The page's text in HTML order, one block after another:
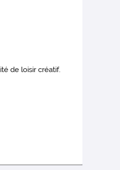
de loisir créatif.